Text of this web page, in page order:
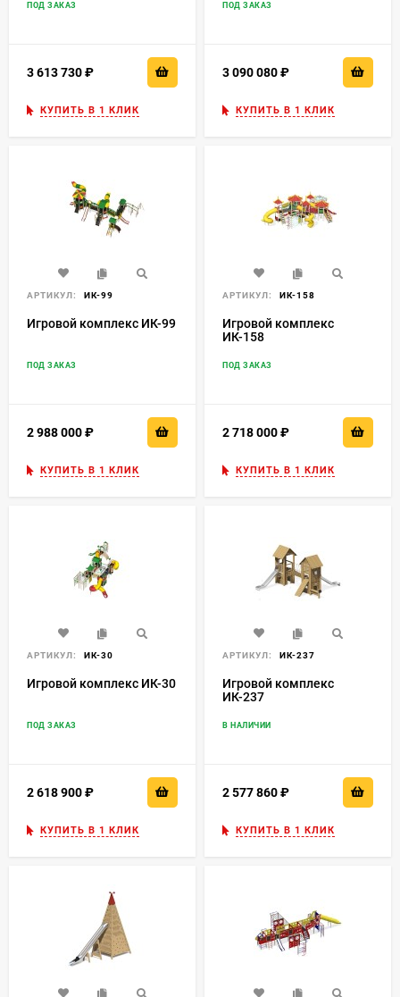
ПОД ЗАКАЗ
3 613 730
КУПИТЬ В 1 КЛИК
ПОД ЗАКАЗ
3 090 080
КУПИТЬ В 1 КЛИК
АРТИКУЛ: ИК-99
Игровой комплекс ИК-99
ПОД ЗАКАЗ
2 988 000
КУПИТЬ В 1 КЛИК
АРТИКУЛ: ИК-158
Игровой комплекс
ИК-158
ПОД ЗАКАЗ
2 718 000
КУПИТЬ В 1 КЛИК
АРТИКУЛ: ИК-30
Игровой комплекс ИК-30
ПОД ЗАКАЗ
2 618 900
КУПИТЬ В 1 КЛИК
АРТИКУЛ: ИК-237
Игровой комплекс
ИК-237
В НАЛИЧИИ
2 577 860
КУПИТЬ В 1 КЛИК